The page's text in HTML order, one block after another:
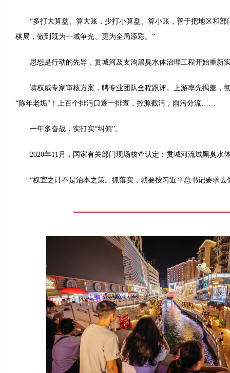
“多打大算盘、算大账，少打小算盘、算小账，善于把地区和部
棋局，做到既为一域争光、更为全局添彩。”
思想是行动的先导，贯城河及支沟黑臭水体治理工程开始重新
请权威专家审核方案，聘专业团队全程跟评。上游率先揭盖，
“陈年老垢”！上百个排污口逐一排查，控源截污，雨污分流……
一年多奋战，实打实“纠偏”。
2020年11月，国家有关部门现场核查认定：贯城河流域黑臭水
“权宜之计不是治本之策。抓落实，就要按习近平总书记要求去